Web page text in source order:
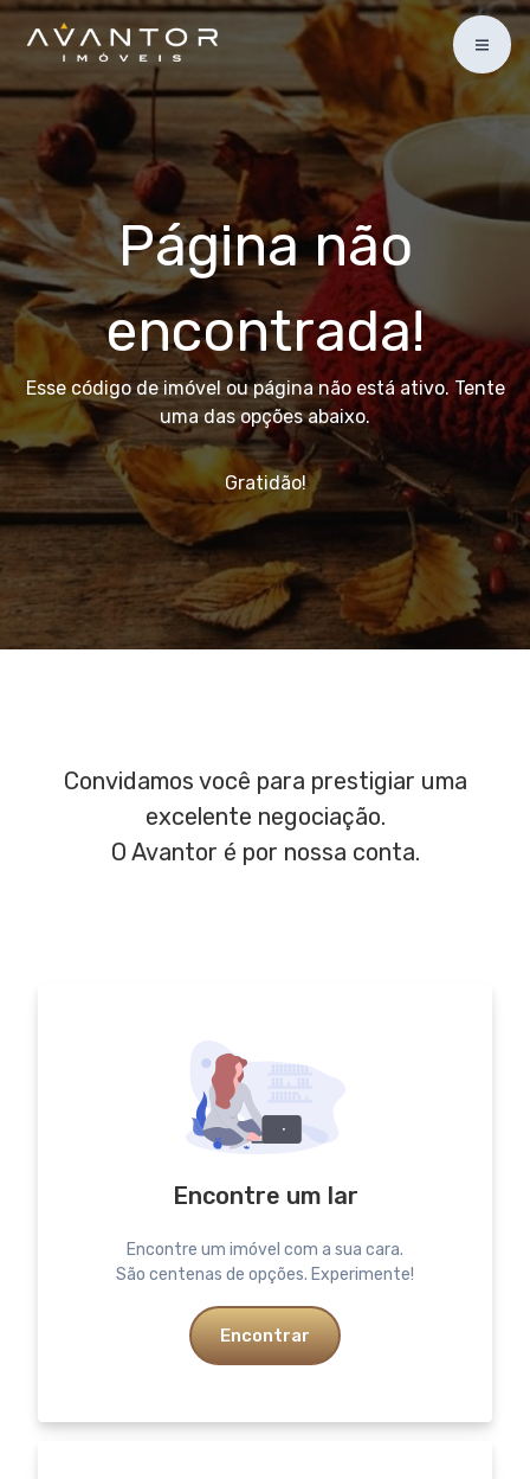
Página não
encontrada!
Esse código de imóvel ou página não está ativo. Tente
uma das opções abaixo.
Gratidão!
Convidamos você para prestigiar uma
excelente negociação.
O Avantor é por nossa conta.
Encontre um lar
Encontre um imóvel com a sua cara.
São centenas de opções. Experimente!
Encontrar